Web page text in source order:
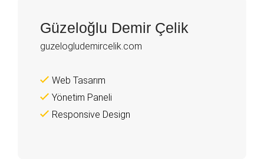
Güzeloğlu Demir Çelik
guzelogludemircelik.com
Web Tasarım
Yönetim Paneli
Responsive Design